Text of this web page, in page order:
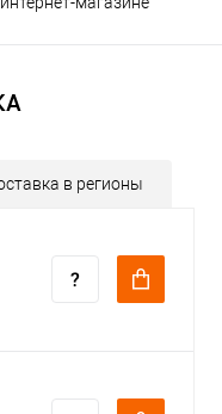
в регионы